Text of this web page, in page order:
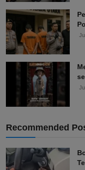
Recommended